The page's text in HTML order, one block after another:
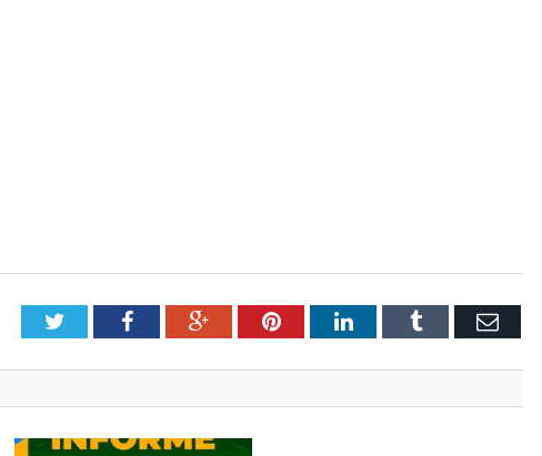
TwitterFacebookGoogle+PinterestLinkedInTumblr Email